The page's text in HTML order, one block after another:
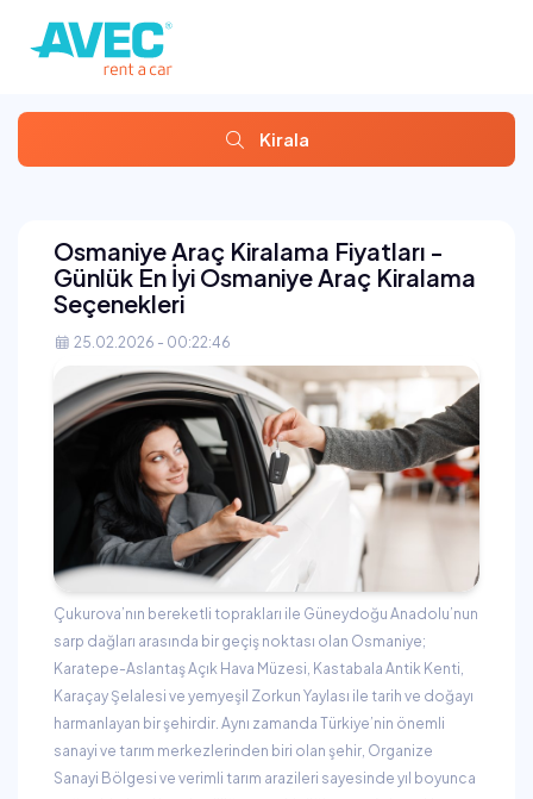
Kirala
Osmaniye Araç Kiralama Fiyatları -
Günlük En İyi Osmaniye Araç Kiralama
Seçenekleri
25.02.2026 - 00:22:46
Çukurova’nın bereketli toprakları ile Güneydoğu Anadolu’nun
sarp dağları arasında bir geçiş noktası olan Osmaniye;
Karatepe-Aslantaş Açık Hava Müzesi, Kastabala Antik Kenti,
Karaçay Şelalesi ve yemyeşil Zorkun Yaylası ile tarih ve doğayı
harmanlayan bir şehirdir. Aynı zamanda Türkiye’nin önemli
sanayi ve tarım merkezlerinden biri olan şehir, Organize
Sanayi Bölgesi ve verimli tarım arazileri sayesinde yıl boyunca